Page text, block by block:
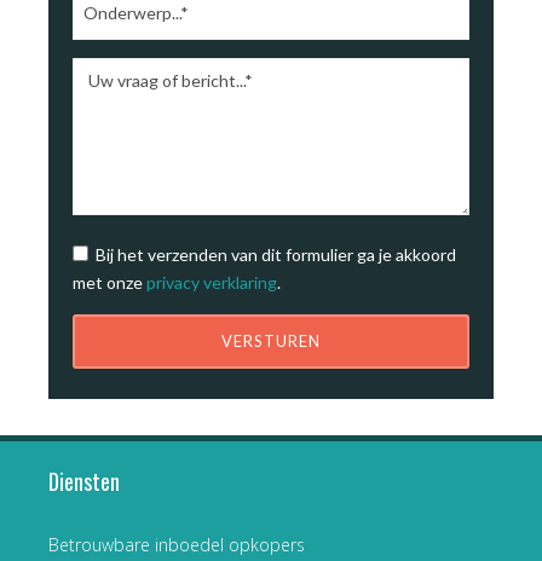
Bij het verzenden van dit formulier ga je akkoord
met onzeprivacy verklaring.
Diensten
Betrouwbare inboedel opkopers